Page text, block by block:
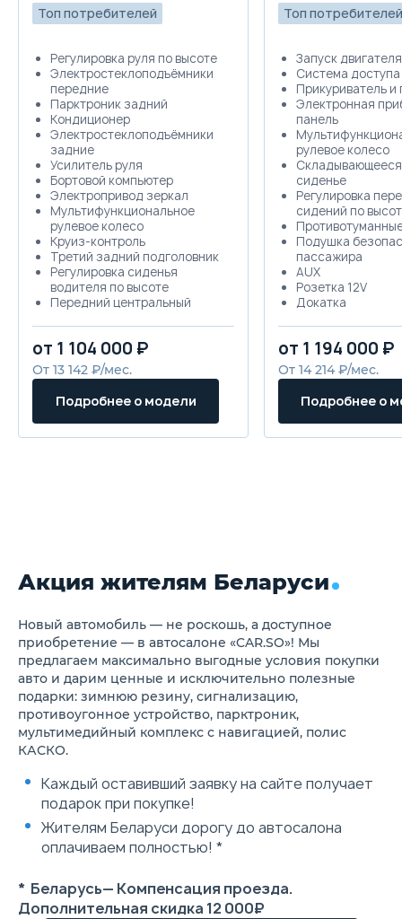
Топ потребителей
Регулировка руля по высоте
Электростеклоподъёмники
передние
Парктроник задний
Кондиционер
Электростеклоподъёмники
задние
Усилитель руля
Бортовой компьютер
Электропривод зеркал
Мультифункциональное
рулевое колесо
Круиз-контроль
Третий задний подголовник
Регулировка сиденья
водителя по высоте
Передний центральный
колеса
Ткань (Материал салона)
Складывающееся заднее
сиденье
Дневные ходовые огни
Блокировка замков задних
дверей
система (ASR)
Антиблокировочная система
Система помощи при
торможении (BAS, EBD)
Подушка безопасности
пассажира
Иммобилайзер
Центральный замок
Розетка 12V
Bluetooth
Аудиосистема
Мультимедиа система с ЖК-
экраном
USB
Диски 17
Рейлинги на крыше
от 1 104 000 ₽
От 13 142 ₽/мес.
Подробнее о модели
Топ потребителей
Запуск
Система
Прикуриватель и
Электронная
панель
рулевое колесо
сиденье
Регулировка
сидений по
Подушка
пассажира
AUX
Розетка 12V
Докатка
от 1 194 000 ₽
От 14 214 ₽/мес.
Подробнее о
Акция жителям Беларуси
Новый автомобиль — не роскошь, а доступное
приобретение — в автосалоне «CAR.SO»! Мы
предлагаем максимально выгодные условия покупки
авто и дарим ценные и исключительно полезные
подарки: зимнюю резину, сигнализацию,
противоугонное устройство, парктроник,
мультимедийный комплекс с навигацией, полис
КАСКО.
Каждый оставивший заявку на сайте получает
подарок при покупке!
Жителям Беларуси дорогу до автосалона
оплачиваем полностью! *
* Беларусь— Компенсация проезда.
Дополнительная скидка 12 000₽